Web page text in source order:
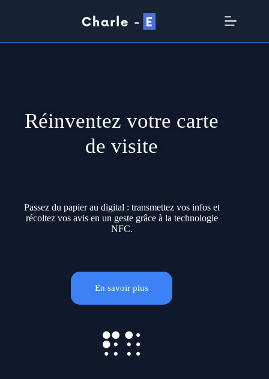
Réinventez votre carte
de visite
Passez du papier au digital : transmettez vos infos et
récoltez vos avis en un geste grâce à la technologie
NFC.
En savoir plus